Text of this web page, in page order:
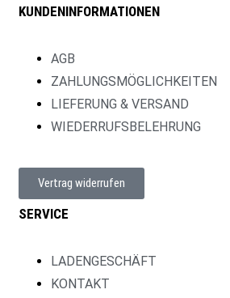
KUNDENINFORMATIONEN
AGB
ZAHLUNGSMÖGLICHKEITEN
LIEFERUNG & VERSAND
WIEDERRUFSBELEHRUNG
Vertrag widerrufen
SERVICE
LADENGESCHÄFT
KONTAKT